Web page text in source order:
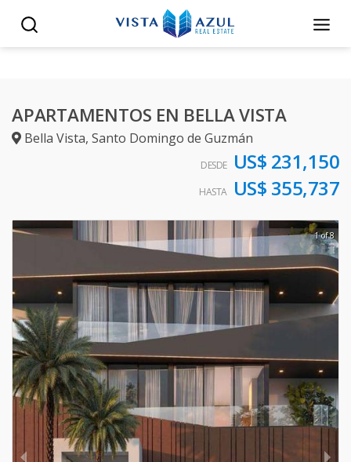
APARTAMENTOS EN BELLA VISTA
Bella Vista, Santo Domingo de Guzmán
DESDE US$ 231,150
HASTA US$ 355,737
1 of 8